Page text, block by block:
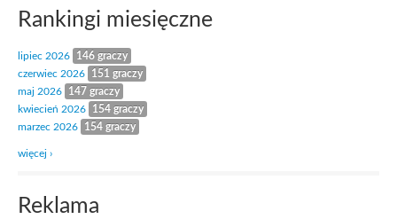
Rankingi miesięczne
lipiec 2026
146 graczy
czerwiec 2026
151 graczy
maj 2026
147 graczy
kwiecień 2026
154 graczy
marzec 2026
154 graczy
więcej ›
Reklama